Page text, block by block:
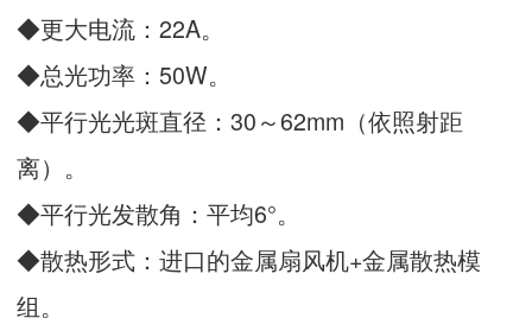
◆更大电流：22A。
◆总光功率：50W。
◆平行光光斑直径：30～62mm（依照射距
离）。
◆平行光发散角：平均6°。
◆散热形式：进口的金属扇风机+金属散热模
组。